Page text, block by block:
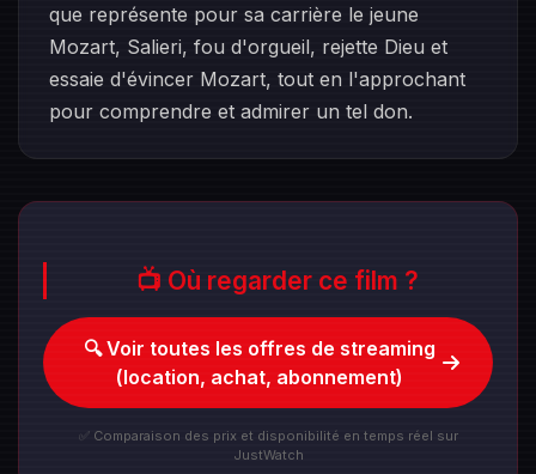
que représente pour sa carrière le jeune
Mozart, Salieri, fou d'orgueil, rejette Dieu et
essaie d'évincer Mozart, tout en l'approchant
pour comprendre et admirer un tel don.
📺 Où regarder ce film ?
🔍 Voir toutes les offres de streaming
(location, achat, abonnement)
✅ Comparaison des prix et disponibilité en temps réel sur
JustWatch